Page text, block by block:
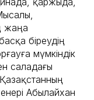
жаңа
біреудің
мүмкіндік
саладағы
Абылайхан